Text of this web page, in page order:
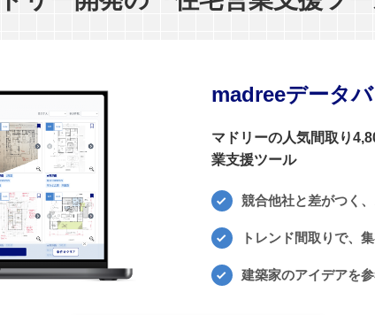
madreeデータ
マドリーの人気間取り
業支援ツール
競合他社と差がつく
トレンド間取りで、
建築家のアイデアを